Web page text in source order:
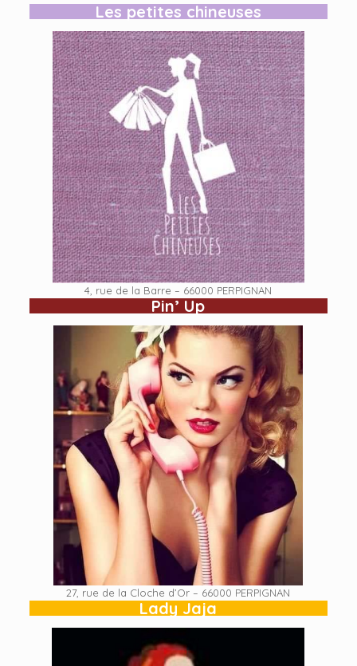
Les petites chineuses
4, rue de la Barre – 66000 PERPIGNAN
Pin’ Up
27, rue de la Cloche d’Or – 66000 PERPIGNAN
Lady Jaja